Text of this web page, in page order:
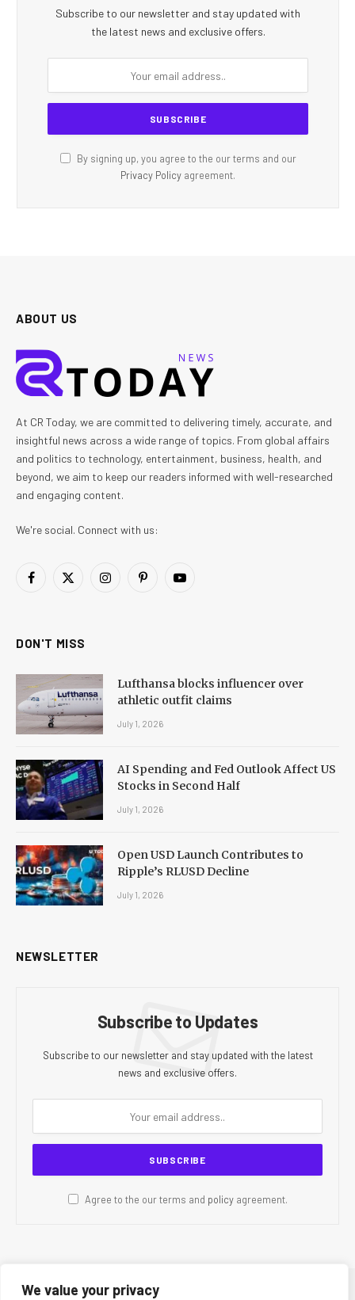
We value your privacy
Subscribe to our newsletter and stay updated with
the latest news and exclusive offers.
By signing up, you agree to the our terms and our
Privacy Policy agreement.
ABOUT US
At CR Today, we are committed to delivering timely, accurate, and
insightful news across a wide range of topics. From global affairs
and politics to technology, entertainment, business, health, and
beyond, we aim to keep our readers informed with well-researched
and engaging content.
We're social. Connect with us:
Facebook
X
InstagramPinterestYouTube
DON'T MISS
Lufthansa blocks influencer over
athletic outfit claims
July 1, 2026
AI Spending and Fed Outlook Affect US
Stocks in Second Half
July 1, 2026
Open USD Launch Contributes to
Ripple’s RLUSD Decline
July 1, 2026
NEWSLETTER
Subscribe to Updates
Subscribe to our newsletter and stay updated with the latest
news and exclusive offers.
Agree to the our terms and policyagreement.